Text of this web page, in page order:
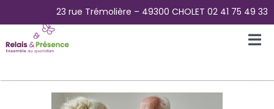
contenu
Accueil
23 rue Trémolière – 49300 CHOLET 02 41 75 49 33